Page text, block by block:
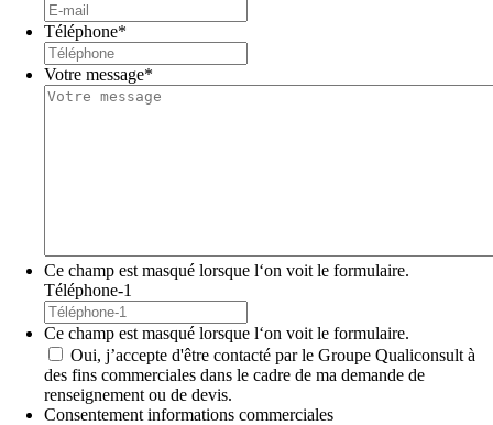
Téléphone*
Votre message*
Ce champ est masqué lorsque l‘on voit le formulaire.
Téléphone-1
Ce champ est masqué lorsque l‘on voit le formulaire.
Oui, j’accepte d'être contacté par le Groupe Qualiconsult à
des fins commerciales dans le cadre de ma demande de
renseignement ou de devis.
Consentement informations commerciales